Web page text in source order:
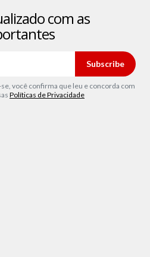
com as
Subscribe
você confirma que leu e concorda com
Políticas de Privacidade